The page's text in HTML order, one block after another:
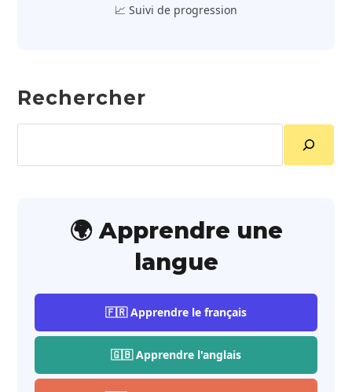
📈 Suivi de progression
Rechercher
🌍 Apprendre une
langue
🇫🇷 Apprendre le français
🇬🇧 Apprendre l'anglais